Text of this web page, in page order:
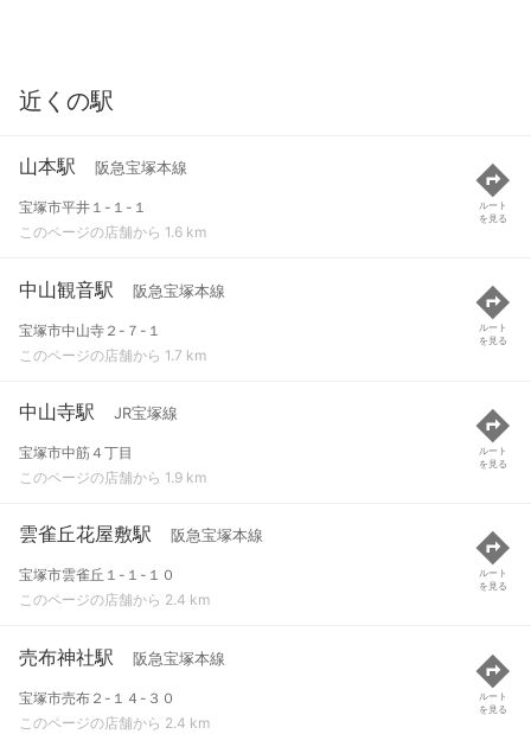
近くの駅
山本駅 阪急宝塚本線
宝塚市平井１-１-１
このページの店舗から 1.6 km
ルート
を見る
中山観音駅 阪急宝塚本線
宝塚市中山寺２-７-１
このページの店舗から 1.7 km
ルート
を見る
中山寺駅 JR宝塚線
宝塚市中筋４丁目
このページの店舗から 1.9 km
ルート
を見る
雲雀丘花屋敷駅 阪急宝塚本線
宝塚市雲雀丘１-１-１０
このページの店舗から 2.4 km
ルート
を見る
売布神社駅 阪急宝塚本線
宝塚市売布２-１４-３０
このページの店舗から 2.4 km
ルート
を見る